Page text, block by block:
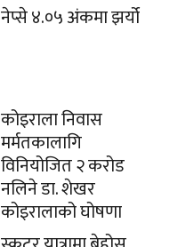
नेप्से ४.०५ अंकमा झर्यो
कोइराला निवास
मर्मतकालागि
विनियोजित २ करोड
नलिने डा. शेखर
कोइरालाको घोषणा